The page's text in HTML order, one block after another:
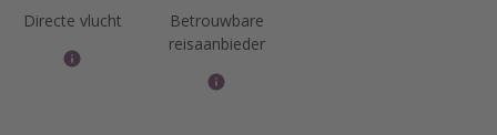
Directe vlucht
Betrouwbare
reisaanbieder